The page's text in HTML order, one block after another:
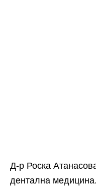
Д-р Роска
дентална медицина.